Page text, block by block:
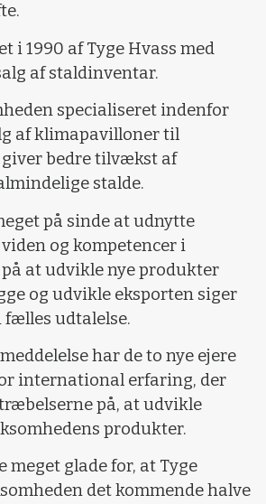
i 1990 af Tyge Hvass med
af staldinventar.
specialiseret indenfor
af klimapavilloner til
bedre tilvækst af
stalde.
på sinde at udnytte
og kompetencer i
at udvikle nye produkter
og udvikle eksporten siger
fælles udtalelse.
har de to nye ejere
international erfaring, der
på, at udvikle
produkter.
meget glade for, at Tyge
det kommende halve